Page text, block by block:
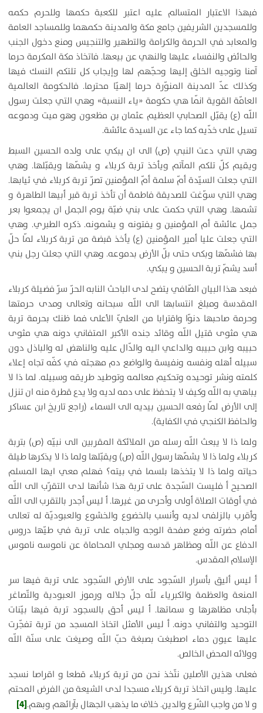
فبهذا الاعتبار المتسالم عليه اعتبر للكعبة حكمها وللحرم حكمه
وللمسجدين الشريفين جامع مكة والمدينة حكمهما وللمساجد العامة
والمعابد في الحرمة والكرامة والتطهير والتنجيس ومنع دخول الجنب
والحائض والنفساء عليها والنهي عن بيعها. فاتخاذ مكة المكرمة حرما
آمنا وتوجيه الخلق إليها وحجّهم لها وإيجاب كل تلتكم النسك فيها
وكذلك عدّ المدينة المنوّرة حرما إلهيّا محترما. فالحكومة العالمية
العامّة القوية انّما هي حكومة «ياء النسبة» وهي التي جعلت رسول
اللّه (ع) يقبّل الصحابي العظيم عثمان بن مظعون وهو ميت ودموعه
تسيل على خدّيه كما جاء عن السيدة عائشة.
وهي التي دعت النبي (ص) الى ان يبكي على ولده الحسين السبط
ويقيم كلّ‌ تلكم المآتم ويأخذ تربة كربلاء و يشمّها ويقبّلها. وهي
التي جعلت السيّدة أمّ‌ سلمة أمّ‌ المؤمنين تصرّ تربة كربلاء في ثيابها.
وهي التي سوّغت للصديقة فاطمة أن تأخذ تربة قبر أبيها الطاهرة و
تشمها. وهي التي حكمت على بني ضبّة يوم الجمل ان يجمعوا بعر
جمل عائشة أم المؤمنين و يفتونه و يشمونه. ذكره الطبري. وهي
التي جعلت عليا أمير المؤمنين (ع) يأخذ قبضة من تربة كربلاء لمّا حلّ‌
بها فشمّها وبكى حتى بلّ‌ الأرض بدموعه. وهي التي جعلت رجل بني
أسد يشمّ‌ تربة الحسين و يبكي.
فبعد هذا البيان الصّافي يتضح لدى الباحث النابه الحرّ سرّ فضيلة كربلاء
المقدسة ومبلغ انتسابها الى اللّه سبحانه وتعالى ومدى حرمتها
وحرمة صاحبها دنوّا واقترابا من العليّ‌ الأعلى فما ظنك بحرمة تربة
هي مثوى قتيل اللّه وقائد جنده الأكبر المتفاني دونه هي مثوى
حبيبه وابن حبيبه والداعي اليه والدّال عليه والناهض له والباذل دون
سبيله أهله ونفسه ونفيسة والواضع دم مهجته في كفّه تجاه إعلاء
كلمته ونشر توحيده وتحكيم معالمه وتوطيد طريقه وسبيله. لما ذا لا
يباهي به اللّه وكيف لا يتحفظ على دمه لديه ولا يدع قطرة منه ان تنزل
إلى الأرض لمّا رفعه الحسين بيديه الى السماء (راجع تاريخ ابن عساكر
والحافظ الكنجي في الكفاية).
ولما ذا لا يبعث اللّه رسله من الملائكة المقربين الى نبيّه (ص) بتربة
كربلاء ولما ذا لا يشمّها رسول اللّه (ص) ويقبّلها ولما ذا لا يذكرها طيلة
حياته ولما ذا لا يتخذها بلسما في بيته‌؟ فهلم معي ايها المسلم
الصحيح أ فليست السّجدة على تربة هذا شأنها لدى التقرّب الى اللّه
في أوقات الصلاة أولى وأحرى من غيرها. أ ليس أجدر بالتقرب الى اللّه
وأقرب بالزلفى لديه وأنسب بالخضوع والخشوع والعبوديّة له تعالى
أمام حضرته وضع صفحة الوجه والجباه على تربة في طيّها دروس
الدفاع عن اللّه ومظاهر قدسه ومجلي المحاماة عن ناموسه ناموس
الإسلام المقدس.
أ ليس أليق بأسرار السّجود على الأرض السّجود على تربة فيها سر
المنعة والعظمة والكبرياء للّه جلّ‌ جلاله ورموز العبودية والتّصاغر
بأجلى مظاهرها و سماتها. أ ليس أحق بالسجود تربة فيها بيّنات
التوحيد والتفاني دونه. أ ليس الأمثل اتخاذ المسجد من تربة تفجّرت
عليها عيون دماء اصطبغت بصبغة حبّ‌ اللّه وصيغت على سنّة اللّه
وولائه المحض الخالص.
فعلى هذين الأصلين نتّخذ نحن من تربة كربلاء قطعا و اقراصا نسجد
عليها. وليس اتخاذ تربة كربلاء مسجدا لدى الشيعة من الفرض المحتم
و لا من واجب الشّرع والدين. خلاف ما يذهب الجهال بآرائهم وبهم.[4]